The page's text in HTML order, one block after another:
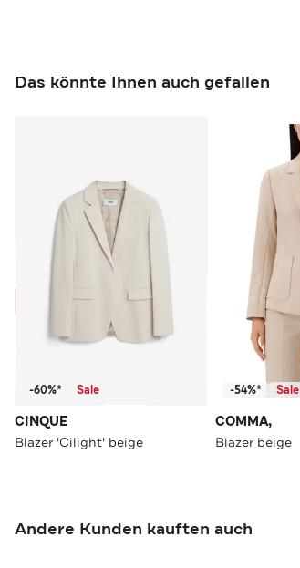
Das könnte Ihnen auch gefallen
-60%* Sale
CINQUE
Blazer 'Cilight' beige
-54%* Sale
COMMA,
Blazer beige
Andere Kunden kauften auch